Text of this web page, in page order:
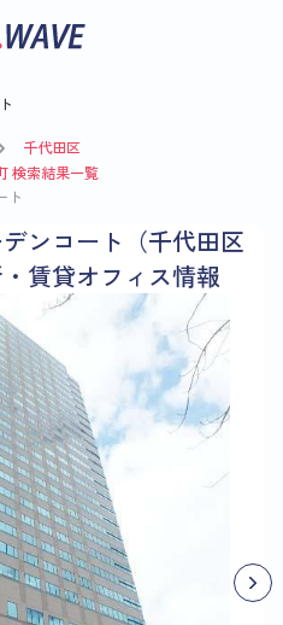
千代田区
検索結果一覧
ト
ンコート（千代田区
賃貸オフィス情報